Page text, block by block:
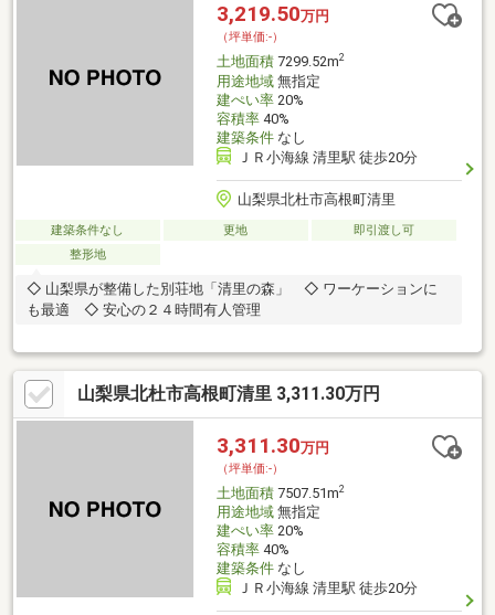
3,219.50万円
（坪単価:-）
土地面積7299.52m2
用途地域無指定
建ぺい率20%
容積率40%
建築条件なし
ＪＲ小海線 清里駅 徒歩20分
山梨県北杜市高根町清里
建築条件なし 更地
即引渡し可
整形地
◇ 山梨県が整備した別荘地「清里の森」 ◇ ワーケーションに
も最適 ◇ 安心の２４時間有人管理
山梨県北杜市高根町清里 3,311.30万円
3,311.30万円
（坪単価:-）
土地面積7507.51m2
用途地域無指定
建ぺい率20%
容積率40%
建築条件なし
ＪＲ小海線 清里駅 徒歩20分